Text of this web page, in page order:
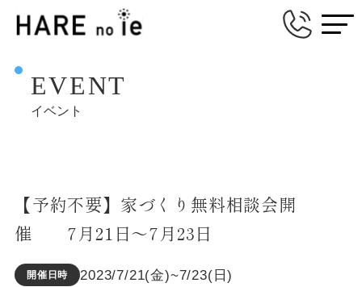
EVENT
イベント
【予約不要】家づくり無料相談会開
催 7月21日～7月23日
開催日時 2023/7/21(金)~7/23(日)